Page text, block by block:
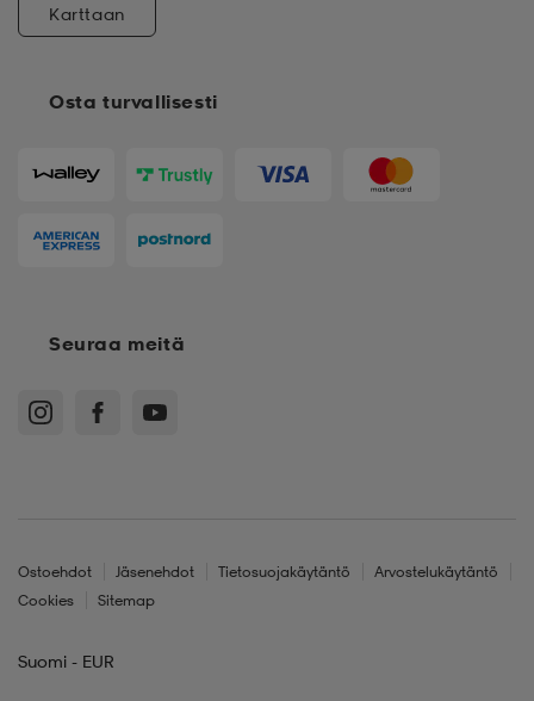
Osta turvallisesti
Karttaan
Seuraa meitä
Ostoehdot Jäsenehdot Tietosuojakäytäntö
Arvostelukäytäntö
Cookies
Sitemap
Suomi - EUR